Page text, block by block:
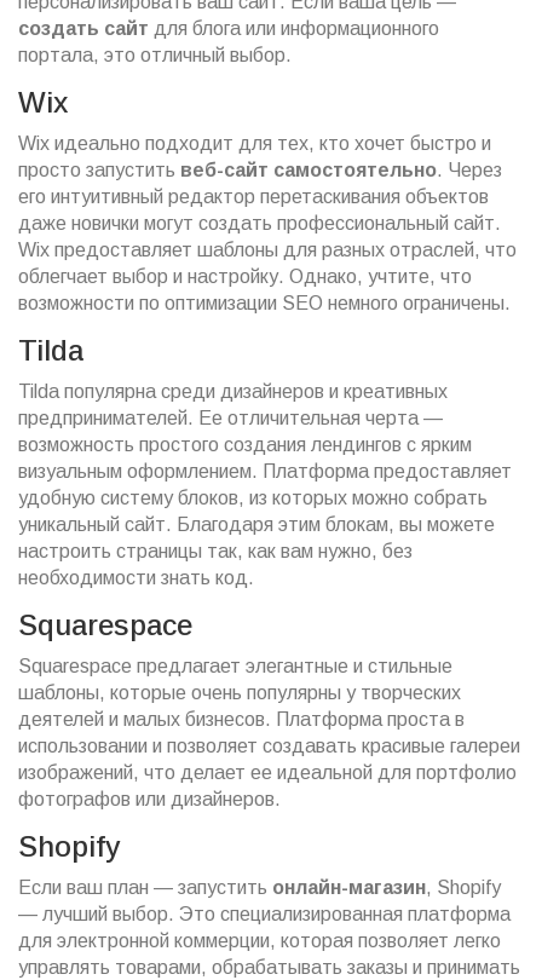
создать сайт для блога или информационного
портала, это отличный выбор.
Wix
Wix идеально подходит для тех, кто хочет быстро и
просто запустить веб-сайт самостоятельно. Через
его интуитивный редактор перетаскивания объектов
даже новички могут создать профессиональный сайт.
Wix предоставляет шаблоны для разных отраслей, что
облегчает выбор и настройку. Однако, учтите, что
возможности по оптимизации SEO немного ограничены.
Tilda
Tilda популярна среди дизайнеров и креативных
предпринимателей. Ее отличительная черта —
возможность простого создания лендингов с ярким
визуальным оформлением. Платформа предоставляет
удобную систему блоков, из которых можно собрать
уникальный сайт. Благодаря этим блокам, вы можете
настроить страницы так, как вам нужно, без
необходимости знать код.
Squarespace
Squarespace предлагает элегантные и стильные
шаблоны, которые очень популярны у творческих
деятелей и малых бизнесов. Платформа проста в
использовании и позволяет создавать красивые галереи
изображений, что делает ее идеальной для портфолио
фотографов или дизайнеров.
Shopify
Если ваш план — запустить онлайн-магазин, Shopify
— лучший выбор. Это специализированная платформа
для электронной коммерции, которая позволяет легко
управлять товарами, обрабатывать заказы и принимать